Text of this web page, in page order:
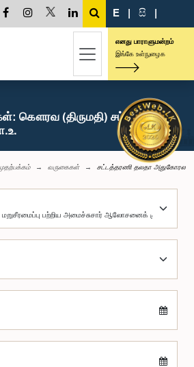
E | සි |
எனது பாராளுமன்றம்
இங்கே உள்நுழைக
கௌரவ (திருமதி) சட்டத்தரணி
வருகைகள் சட்டத்தரணி தலதா அதுகோரல